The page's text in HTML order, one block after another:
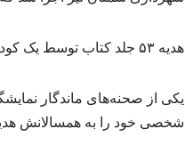
هدیه ۵۳ جلد کتاب توسط یک کودک هشت‌ساله
شخصی خود را به همسالانش